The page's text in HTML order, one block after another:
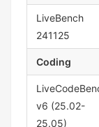
LiveBench
241125
Coding
v6 (25.02-
25.05)